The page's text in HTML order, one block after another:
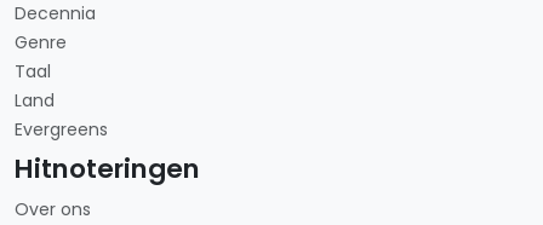
Decennia
Genre
Taal
Land
Evergreens
Hitnoteringen
Over ons